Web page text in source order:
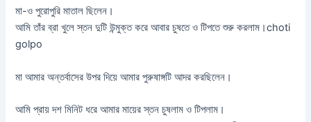
মা-ও পুরোপুরি মাতাল ছিলেন।
আমি তাঁর ব্রা খুলে স্তন দুটি উন্মুক্ত করে আবার চুষতে ও টিপতে শুরু করলাম।choti
golpo
মা আমার অন্তর্বাসের উপর দিয়ে আমার পুরুষাঙ্গটি আদর করছিলেন।
আমি প্রায় দশ মিনিট ধরে আমার মায়ের স্তন চুষলাম ও টিপলাম।